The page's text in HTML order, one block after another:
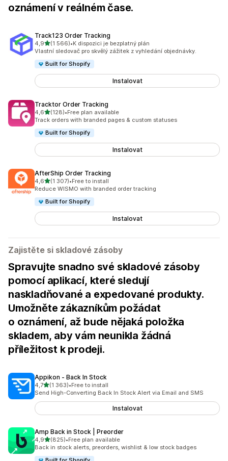
oznámení v reálném čase.
Track123 Order Tracking
4,9z 5 hvězd
(1 566)
Celkový počet recenzí: 1566
•K dispozici je bezplatný plán
Vlastní sledovač pro skvělý zážitek z vyhledání objednávky.
Built for Shopify
Instalovat
Tracktor Order Tracking
4,6z 5 hvězd
(128)
Celkový počet recenzí: 128
•Free plan available
Track orders with branded pages & custom statuses
Built for Shopify
Instalovat
AfterShip Order Tracking
4,6z 5 hvězd
(1 307)
Celkový počet recenzí: 1307
•Free to install
Reduce WISMO with branded order tracking
Built for Shopify
Instalovat
Zajistěte si skladové zásoby
Spravujte snadno své skladové zásoby
pomocí aplikací, které sledují
naskladňované a expedované produkty.
Umožněte zákazníkům požádat
o oznámení, až bude nějaká položka
skladem, aby vám neunikla žádná
příležitost k prodeji.
Appikon ‑ Back In Stock
4,7z 5 hvězd
(1 363)
Celkový počet recenzí: 1363
•Free to install
Send High-Converting Back In Stock Alert via Email and SMS
Instalovat
Amp Back in Stock | Preorder
4,9z 5 hvězd
(825)
Celkový počet recenzí: 825
•Free plan available
Back in stock alerts, preorders, wishlist & low stock badges